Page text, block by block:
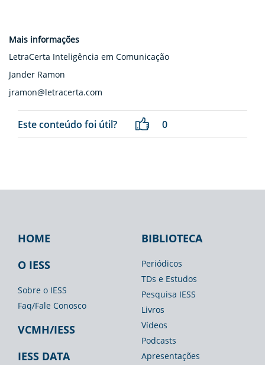
Mais informações
LetraCerta Inteligência em Comunicação
Jander Ramon
jramon@letracerta.com
Este conteúdo foi útil? 0
Footer
IESS
HOME
O IESS
Sobre o IESS
Faq/Fale Conosco
VCMH/IESS
IESS DATA
Footer
Biblioteca
BIBLIOTECA
Periódicos
TDs e Estudos
Pesquisa IESS
Livros
Vídeos
Podcasts
Apresentações
Footer
Espaço
Imprensa